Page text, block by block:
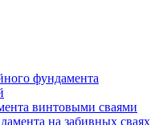
фундамента
винтовыми сваями
на забивных сваях